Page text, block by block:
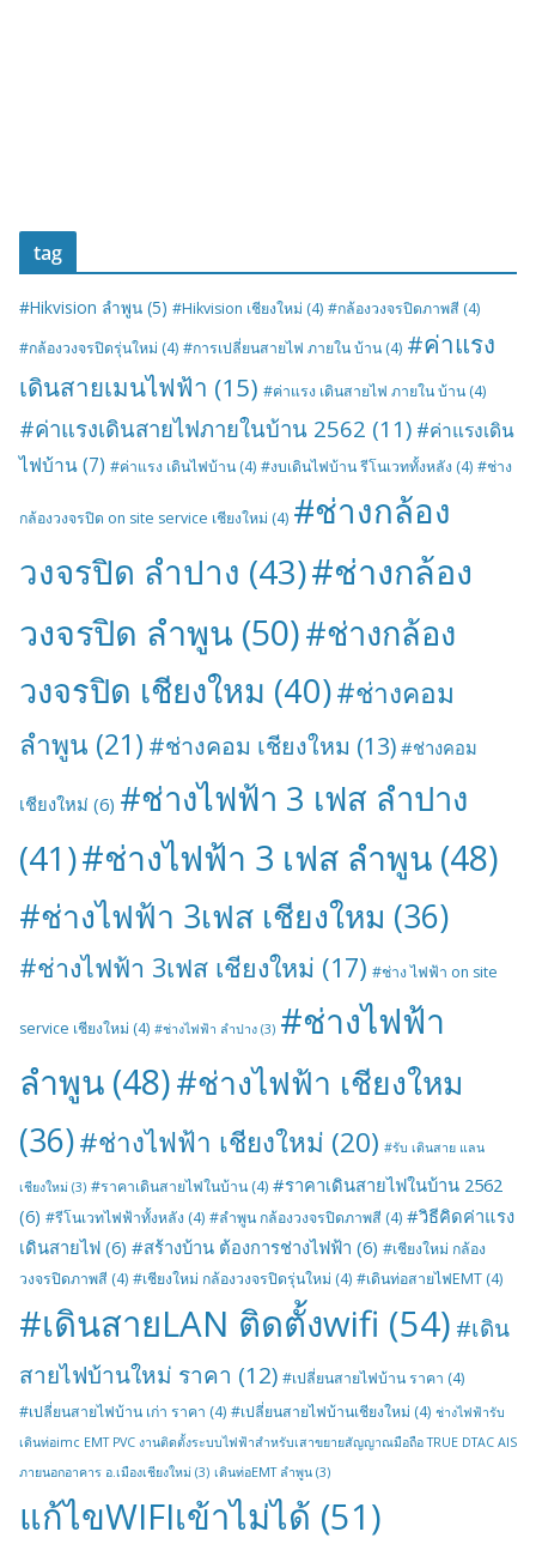
tag
#Hikvision ลำพูน (5) #Hikvision เชียงใหม่ (4) #กล้องวงจรปิดภาพสี (4)
#กล้องวงจรปิดรุ่นใหม่ (4) #การเปลี่ยนสายไฟ ภายใน บ้าน (4) #ค่าแรง
เดินสายเมนไฟฟ้า (15) #ค่าแรง เดินสายไฟ ภายใน บ้าน (4)
#ค่าแรงเดินสายไฟภายในบ้าน 2562 (11) #ค่าแรงเดิน
ไฟบ้าน(7) #ค่าแรง เดินไฟบ้าน (4) #งบเดินไฟบ้าน รีโนเวททั้งหลัง (4) #ช่าง
กล้องวงจรปิด on site service เชียงใหม่ (4) #ช่างกล้อง
วงจรปิด ลำปาง (43)#ช่างกล้อง
วงจรปิด ลำพูน (50)#ช่างกล้อง
วงจรปิด เชียงใหม (40)#ช่างคอม
ลำพูน (21) #ช่างคอม เชียงใหม (13) #ช่างคอม
เชียงใหม่ (6) #ช่างไฟฟ้า 3 เฟส ลำปาง
(41)#ช่างไฟฟ้า 3 เฟส ลำพูน (48)
#ช่างไฟฟ้า 3เฟส เชียงใหม (36)
#ช่างไฟฟ้า 3เฟส เชียงใหม่ (17) #ช่าง ไฟฟ้า on site
service เชียงใหม่ (4) #ช่างไฟฟ้า ลำปาง (3) #ช่างไฟฟ้า
ลำพูน (48)#ช่างไฟฟ้า เชียงใหม
(36)#ช่างไฟฟ้า เชียงใหม่ (20) #รับ เดินสาย แลน
เชียงใหม่ (3) #ราคาเดินสายไฟในบ้าน (4) #ราคาเดินสายไฟในบ้าน 2562
(6) #รีโนเวทไฟฟ้าทั้งหลัง (4) #ลำพูน กล้องวงจรปิดภาพสี (4) #วิธีคิดค่าแรง
เดินสายไฟ (6) #สร้างบ้าน ต้องการช่างไฟฟ้า (6) #เชียงใหม่ กล้อง
วงจรปิดภาพสี (4) #เชียงใหม่ กล้องวงจรปิดรุ่นใหม่ (4) #เดินท่อสายไฟEMT (4)
#เดินสายLAN ติดตั้งwifi (54) #เดิน
สายไฟบ้านใหม่ ราคา (12) #เปลี่ยนสายไฟบ้าน ราคา (4)
#เปลี่ยนสายไฟบ้าน เก่า ราคา (4) #เปลี่ยนสายไฟบ้านเชียงใหม่ (4) ช่างไฟฟ้ารับ
เดินท่อimc EMT PVC งานติดตั้งระบบไฟฟ้าสำหรับเสาขยายสัญญาณมือถือ TRUE DTAC AIS
ภายนอกอาคาร อ.เมืองเชียงใหม่ (3) เดินท่อEMT ลำพูน (3)
แก้ไขWIFIเข้าไม่ได้ (51)